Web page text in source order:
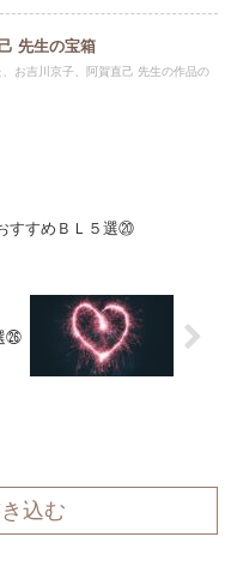
先生の宝箱
お吉川京子、阿賀直己 先生の作品の
すすめＢＬ５選⑳
㉖
込む